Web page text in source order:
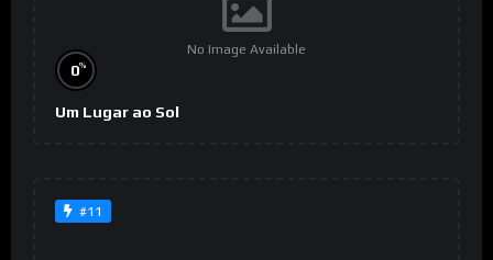
No Image Available
0%
Um Lugar ao Sol
#11